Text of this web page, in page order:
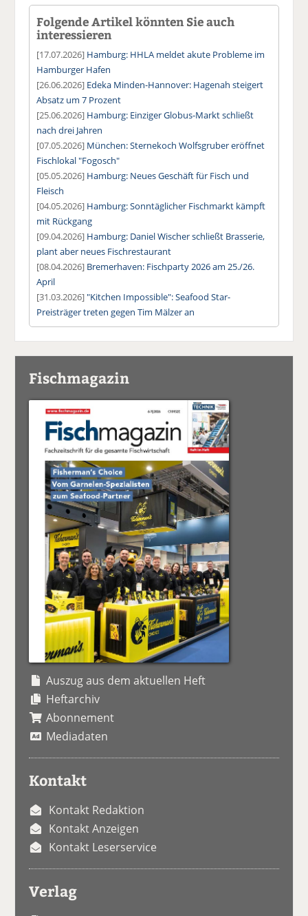
Folgende Artikel könnten Sie auch
interessieren
[17.07.2026] Hamburg: HHLA meldet akute Probleme im
Hamburger Hafen
[26.06.2026] Edeka Minden-Hannover: Hagenah steigert
Absatz um 7 Prozent
[25.06.2026] Hamburg: Einziger Globus-Markt schließt
nach drei Jahren
[07.05.2026] München: Sternekoch Wolfsgruber eröffnet
Fischlokal "Fogosch"
[05.05.2026] Hamburg: Neues Geschäft für Fisch und
Fleisch
[04.05.2026] Hamburg: Sonntäglicher Fischmarkt kämpft
mit Rückgang
[09.04.2026] Hamburg: Daniel Wischer schließt Brasserie,
plant aber neues Fischrestaurant
[08.04.2026] Bremerhaven: Fischparty 2026 am 25./26.
April
[31.03.2026]"Kitchen Impossible": Seafood Star-
Preisträger treten gegen Tim Mälzer an
Fischmagazin
Auszug aus dem aktuellen Heft
Heftarchiv
Abonnement
Mediadaten
Kontakt
Kontakt Redaktion
Kontakt Anzeigen
Kontakt Leserservice
Verlag